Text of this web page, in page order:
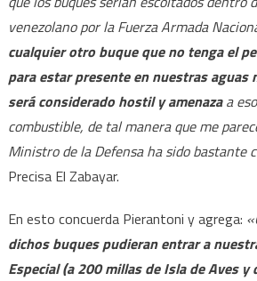
venezolano por la Fuerza Armada
cualquier otro buque que no tenga el
para estar presente en nuestras aguas
será considerado hostil y amenazaa
combustible, de tal manera que me
Ministro de la Defensa ha sido bastante
Precisa El Zabayar.
En esto concuerda Pierantoni y agrega:
dichos buques pudieran entrar a
Especial (a 200 millas de Isla de Aves